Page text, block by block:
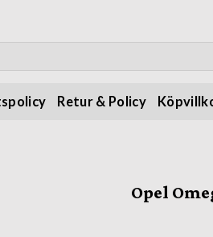
Retur & Policy
Opel